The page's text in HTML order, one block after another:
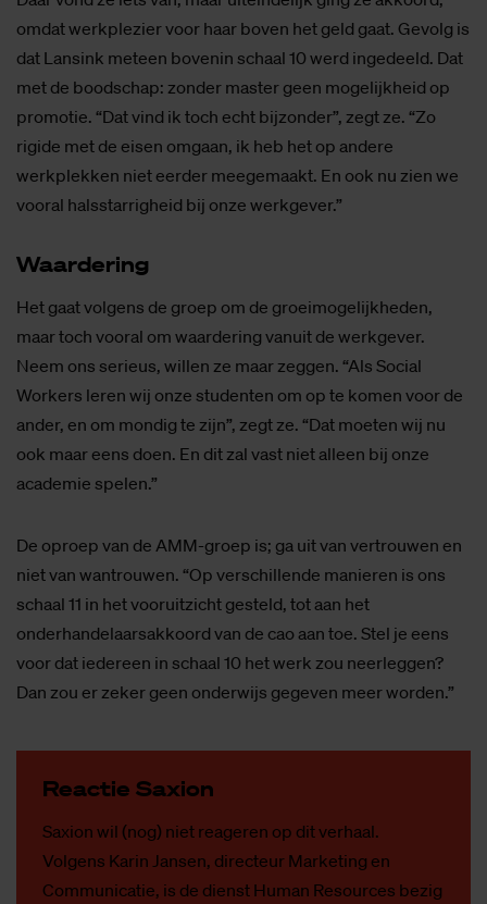
omdat werkplezier voor haar boven het geld gaat. Gevolg is
dat Lansink meteen bovenin schaal 10 werd ingedeeld. Dat
met de boodschap: zonder master geen mogelijkheid op
promotie. “Dat vind ik toch echt bijzonder”, zegt ze. “Zo
rigide met de eisen omgaan, ik heb het op andere
werkplekken niet eerder meegemaakt. En ook nu zien we
vooral halsstarrigheid bij onze werkgever.”
Waar­de­ring
Het gaat volgens de groep om de groeimogelijkheden,
maar toch vooral om waardering vanuit de werkgever.
Neem ons serieus, willen ze maar zeggen. “Als Social
Workers leren wij onze studenten om op te komen voor de
ander, en om mondig te zijn”, zegt ze. “Dat moeten wij nu
ook maar eens doen. En dit zal vast niet alleen bij onze
academie spelen.”
De oproep van de AMM-groep is; ga uit van vertrouwen en
niet van wantrouwen. “Op verschillende manieren is ons
schaal 11 in het vooruitzicht gesteld, tot aan het
onderhandelaarsakkoord van de cao aan toe. Stel je eens
voor dat iedereen in schaal 10 het werk zou neerleggen?
Dan zou er zeker geen onderwijs gegeven meer worden.”
Re­ac­tie Saxi­on
Saxion wil (nog) niet reageren op dit verhaal.
Volgens Karin Jansen, directeur Marketing en
Communicatie, is de dienst Human Resources bezig